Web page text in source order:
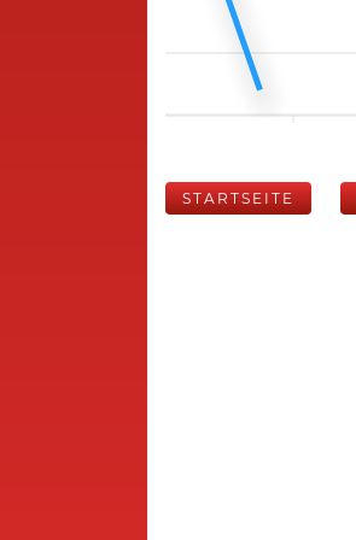
STARTSEITE